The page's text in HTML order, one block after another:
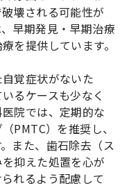
壊される可能性が
早期発見・早期治療
を提供しています。
覚症状がないた
るケースも少なく
院では、定期的な
PMTC）を推奨し、
また、歯石除去（ス
抑えた処置を心が
れるよう配慮して